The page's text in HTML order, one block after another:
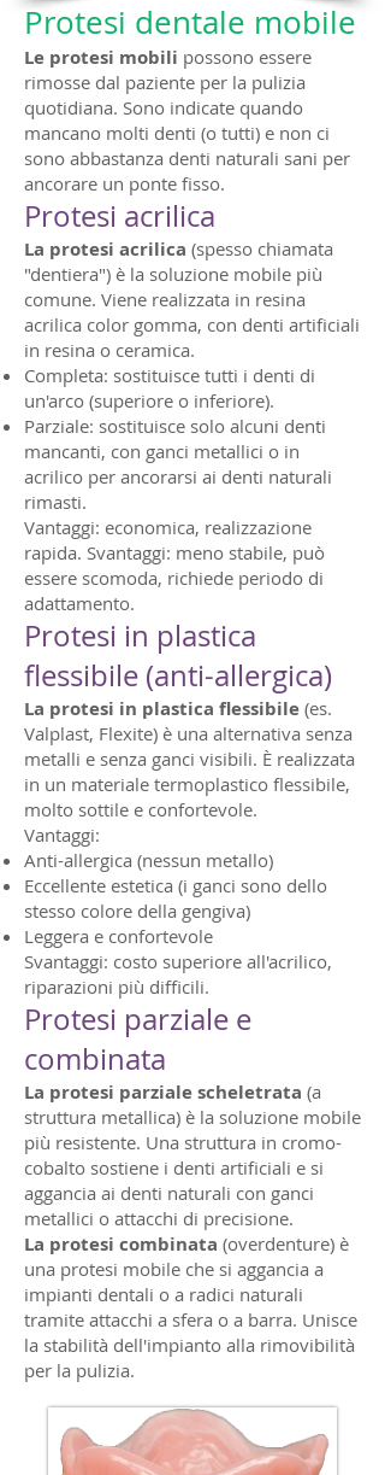
Protesi dentale mobile
Le protesi mobili possono essere
rimosse dal paziente per la pulizia
quotidiana. Sono indicate quando
mancano molti denti (o tutti) e non ci
sono abbastanza denti naturali sani per
ancorare un ponte fisso.
Protesi acrilica
La protesi acrilica (spesso chiamata
"dentiera") è la soluzione mobile più
comune. Viene realizzata in resina
acrilica color gomma, con denti artificiali
in resina o ceramica.
Completa: sostituisce tutti i denti di
un'arco (superiore o inferiore).
Parziale: sostituisce solo alcuni denti
mancanti, con ganci metallici o in
acrilico per ancorarsi ai denti naturali
rimasti.
Vantaggi: economica, realizzazione
rapida. Svantaggi: meno stabile, può
essere scomoda, richiede periodo di
adattamento.
Protesi in plastica
flessibile (anti-allergica)
La protesi in plastica flessibile (es.
Valplast, Flexite) è una alternativa senza
metalli e senza ganci visibili. È realizzata
in un materiale termoplastico flessibile,
molto sottile e confortevole.
Vantaggi:
Anti-allergica (nessun metallo)
Eccellente estetica (i ganci sono dello
stesso colore della gengiva)
Leggera e confortevole
Svantaggi: costo superiore all'acrilico,
riparazioni più difficili.
Protesi parziale e
combinata
La protesi parziale scheletrata (a
struttura metallica) è la soluzione mobile
più resistente. Una struttura in cromo-
cobalto sostiene i denti artificiali e si
aggancia ai denti naturali con ganci
metallici o attacchi di precisione.
La protesi combinata (overdenture) è
una protesi mobile che si aggancia a
impianti dentali o a radici naturali
tramite attacchi a sfera o a barra. Unisce
la stabilità dell'impianto alla rimovibilità
per la pulizia.